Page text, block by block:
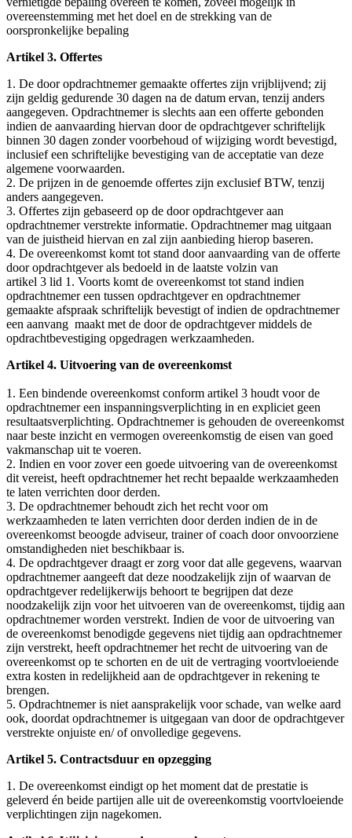
overeenstemming met het doel en de strekking van de
oorspronkelijke bepaling
Artikel 3. Offertes
1. De door opdrachtnemer gemaakte offertes zijn vrijblijvend; zij
zijn geldig gedurende 30 dagen na de datum ervan, tenzij anders
aangegeven. Opdrachtnemer is slechts aan een offerte gebonden
indien de aanvaarding hiervan door de opdrachtgever schriftelijk
binnen 30 dagen zonder voorbehoud of wijziging wordt bevestigd,
inclusief een schriftelijke bevestiging van de acceptatie van deze
algemene voorwaarden.
2. De prijzen in de genoemde offertes zijn exclusief BTW, tenzij
anders aangegeven.
3. Offertes zijn gebaseerd op de door opdrachtgever aan
opdrachtnemer verstrekte informatie. Opdrachtnemer mag uitgaan
van de juistheid hiervan en zal zijn aanbieding hierop baseren.
4. De overeenkomst komt tot stand door aanvaarding van de offerte
door opdrachtgever als bedoeld in de laatste volzin van
artikel 3 lid 1. Voorts komt de overeenkomst tot stand indien
opdrachtnemer een tussen opdrachtgever en opdrachtnemer
gemaakte afspraak schriftelijk bevestigt of indien de opdrachtnemer
een aanvang maakt met de door de opdrachtgever middels de
opdrachtbevestiging opgedragen werkzaamheden.
Artikel 4. Uitvoering van de overeenkomst
1. Een bindende overeenkomst conform artikel 3 houdt voor de
opdrachtnemer een inspanningsverplichting in en expliciet geen
resultaatsverplichting. Opdrachtnemer is gehouden de overeenkomst
naar beste inzicht en vermogen overeenkomstig de eisen van goed
vakmanschap uit te voeren.
2. Indien en voor zover een goede uitvoering van de overeenkomst
dit vereist, heeft opdrachtnemer het recht bepaalde werkzaamheden
te laten verrichten door derden.
3. De opdrachtnemer behoudt zich het recht voor om
werkzaamheden te laten verrichten door derden indien de in de
overeenkomst beoogde adviseur, trainer of coach door onvoorziene
omstandigheden niet beschikbaar is.
4. De opdrachtgever draagt er zorg voor dat alle gegevens, waarvan
opdrachtnemer aangeeft dat deze noodzakelijk zijn of waarvan de
opdrachtgever redelijkerwijs behoort te begrijpen dat deze
noodzakelijk zijn voor het uitvoeren van de overeenkomst, tijdig aan
opdrachtnemer worden verstrekt. Indien de voor de uitvoering van
de overeenkomst benodigde gegevens niet tijdig aan opdrachtnemer
zijn verstrekt, heeft opdrachtnemer het recht de uitvoering van de
overeenkomst op te schorten en de uit de vertraging voortvloeiende
extra kosten in redelijkheid aan de opdrachtgever in rekening te
brengen.
5. Opdrachtnemer is niet aansprakelijk voor schade, van welke aard
ook, doordat opdrachtnemer is uitgegaan van door de opdrachtgever
verstrekte onjuiste en/ of onvolledige gegevens.
Artikel 5. Contractsduur en opzegging
1. De overeenkomst eindigt op het moment dat de prestatie is
geleverd én beide partijen alle uit de overeenkomstig voortvloeiende
verplichtingen zijn nagekomen.